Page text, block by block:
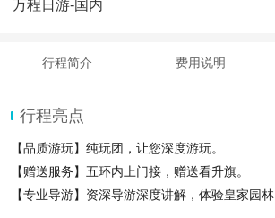
万程日游-国内
行程简介 费用说明
行程亮点
【品质游玩】纯玩团，让您深度游玩。
【赠送服务】五环内上门接，赠送看升旗。
【专业导游】资深导游深度讲解，体验皇家园林